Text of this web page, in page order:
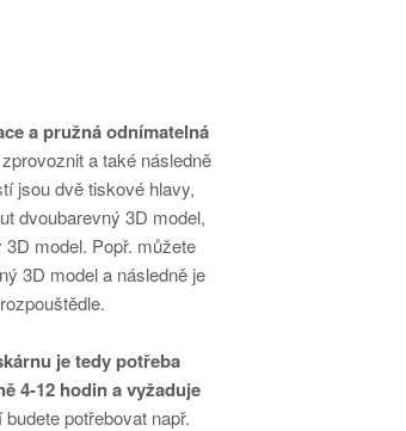
a pružná odnímatelná
a také následně
jsou dvě tiskové hlavy,
dvoubarevný 3D model,
model. Popř. můžete
3D model a následně je
je tedy potřeba
4-12 hodin a vyžaduje
potřebovat např.